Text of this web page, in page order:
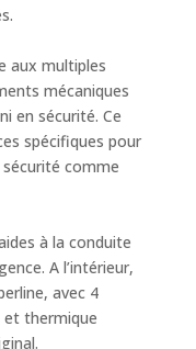
aux multiples
mécaniques
en sécurité. Ce
spécifiques pour
comme
à la conduite
A l’intérieur,
avec 4
thermique